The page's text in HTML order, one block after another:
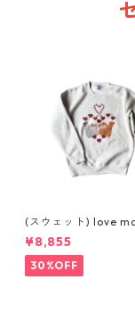
(スウェット) love
REY)
¥8,855
30%OFF